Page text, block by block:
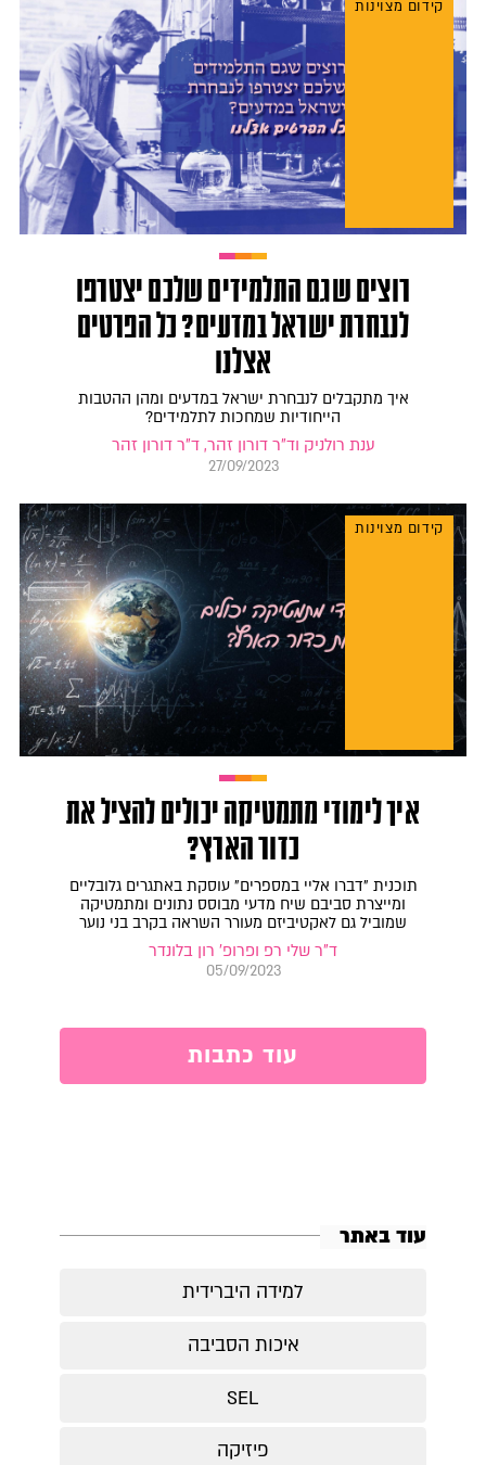
קידום מצוינות
רוצים שגם התלמידים שלכם יצטרפו
לנבחרת ישראל במדעים? כל הפרטים
אצלנו
איך מתקבלים לנבחרת ישראל במדעים ומהן ההטבות
הייחודיות שמחכות לתלמידים?
ענת רולניק וד"ר דורון זהר, ד"ר דורון זהר
27/09/2023
קידום מצוינות
איך לימודי מתמטיקה יכולים להציל את
כדור הארץ?
תוכנית "דברו אליי במספרים" עוסקת באתגרים גלובליים
ומייצרת סביבם שיח מדעי מבוסס נתונים ומתמטיקה
שמוביל גם לאקטיביזם מעורר השראה בקרב בני נוער
ד"ר שלי רפ ופרופ' רון בלונדר
05/09/2023
עוד כתבות
עוד באתר
למידה היברידית
איכות הסביבה
SEL
פיזיקה